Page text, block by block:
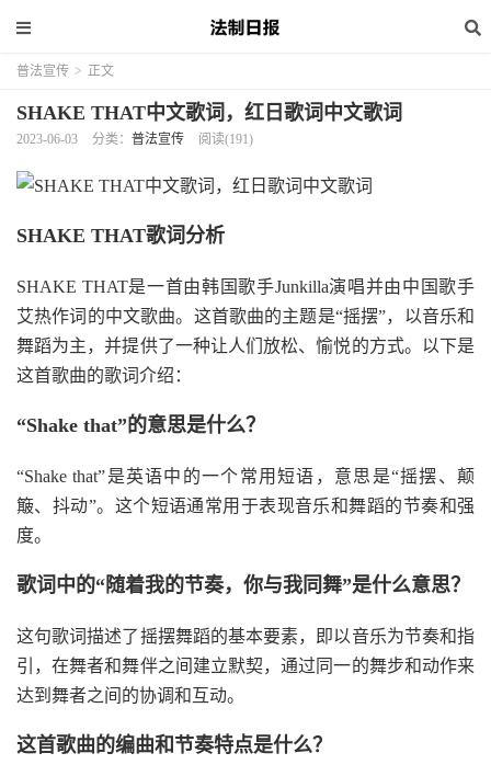
普法宣传 > 正文
SHAKE THAT中文歌词，红日歌词中文歌词
2023-06-03 分类： 普法宣传 阅读(191)
SHAKE THAT歌词分析
SHAKE THAT是一首由韩国歌手Junkilla演唱并由中国歌手
艾热作词的中文歌曲。这首歌曲的主题是“摇摆”，以音乐和
舞蹈为主，并提供了一种让人们放松、愉悦的方式。以下是
这首歌曲的歌词介绍：
“Shake that”的意思是什么？
“Shake that”是英语中的一个常用短语，意思是“摇摆、颠
簸、抖动”。这个短语通常用于表现音乐和舞蹈的节奏和强
度。
歌词中的“随着我的节奏，你与我同舞”是什么意思？
这句歌词描述了摇摆舞蹈的基本要素，即以音乐为节奏和指
引，在舞者和舞伴之间建立默契，通过同一的舞步和动作来
达到舞者之间的协调和互动。
这首歌曲的编曲和节奏特点是什么？